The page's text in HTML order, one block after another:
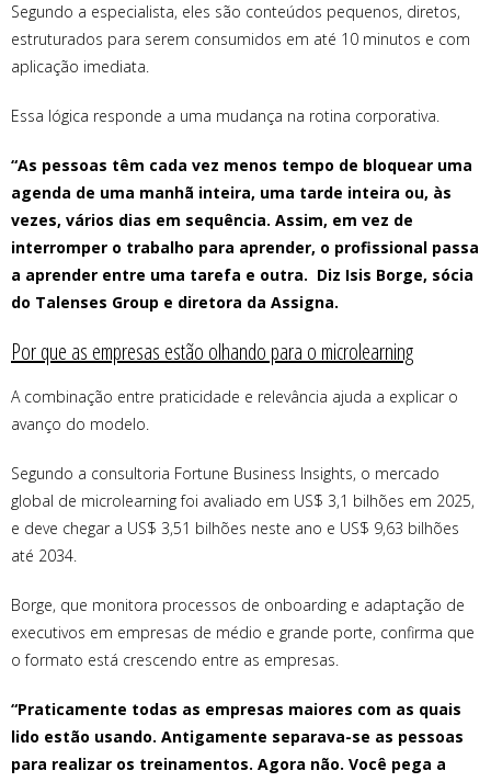
Segundo a especialista, eles são conteúdos pequenos, diretos,
estruturados para serem consumidos em até 10 minutos e com
aplicação imediata.
Essa lógica responde a uma mudança na rotina corporativa.
“As pessoas têm cada vez menos tempo de bloquear uma
agenda de uma manhã inteira, uma tarde inteira ou, às
vezes, vários dias em sequência. Assim, em vez de
interromper o trabalho para aprender, o profissional passa
a aprender entre uma tarefa e outra. Diz Isis Borge, sócia
do Talenses Group e diretora da Assigna.
Por que as empresas estão olhando para o microlearning
A combinação entre praticidade e relevância ajuda a explicar o
avanço do modelo.
Segundo a consultoria Fortune Business Insights, o mercado
global de microlearning foi avaliado em US$ 3,1 bilhões em 2025,
e deve chegar a US$ 3,51 bilhões neste ano e US$ 9,63 bilhões
até 2034.
Borge, que monitora processos de onboarding e adaptação de
executivos em empresas de médio e grande porte, confirma que
o formato está crescendo entre as empresas.
“Praticamente todas as empresas maiores com as quais
lido estão usando. Antigamente separava-se as pessoas
para realizar os treinamentos. Agora não. Você pega a